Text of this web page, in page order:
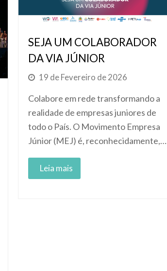
SEJA UM COLABORADOR
DA VIA JÚNIOR
19 de Fevereiro de 2026
Colabore em rede transformando a
realidade de empresas juniores de
todo o País. O Movimento Empresa
Júnior (MEJ) é, reconhecidamente,…